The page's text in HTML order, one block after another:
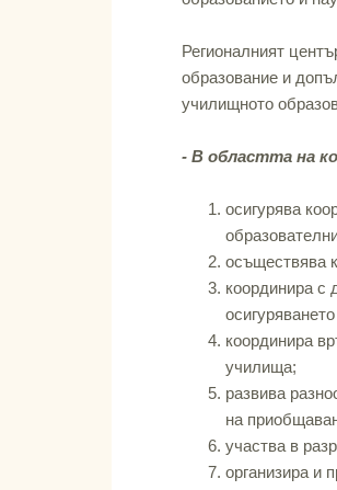
Регионалният
образование и
училищното
- В областта на
осигурява
осъществява
координира с
координира
училища;
развива
на
участва в
организира и